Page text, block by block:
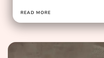
READ MORE